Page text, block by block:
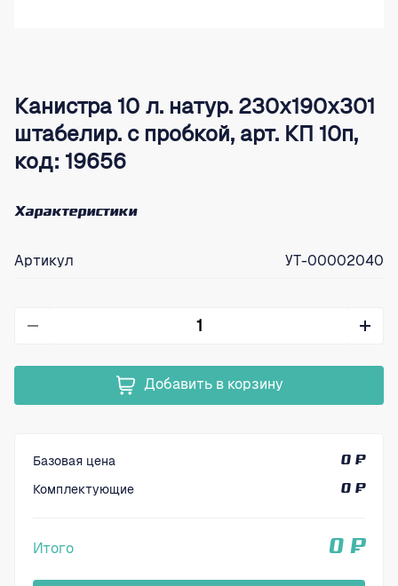
Канистра 10 л. натур. 230х190х301
штабелир. с пробкой, арт. КП 10п,
код: 19656
Характеристики
Артикул УТ-00002040
Добавить в корзину
Базовая цена
0 ₽
Комплектующие
0 ₽
Итого 0 ₽